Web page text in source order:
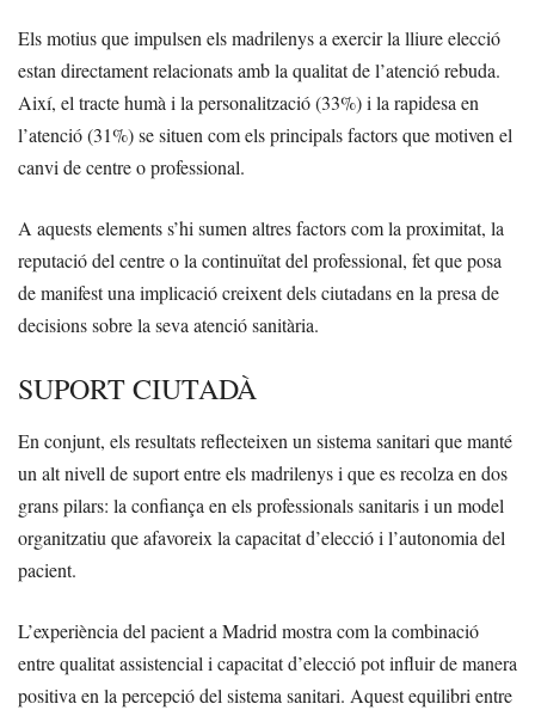
Els motius que impulsen els madrilenys a exercir la lliure elecció
estan directament relacionats amb la qualitat de l’atenció rebuda.
Així, el tracte humà i la personalització (33%) i la rapidesa en
l’atenció (31%) se situen com els principals factors que motiven el
canvi de centre o professional.
A aquests elements s’hi sumen altres factors com la proximitat, la
reputació del centre o la continuïtat del professional, fet que posa
de manifest una implicació creixent dels ciutadans en la presa de
decisions sobre la seva atenció sanitària.
SUPORT CIUTADÀ
En conjunt, els resultats reflecteixen un sistema sanitari que manté
un alt nivell de suport entre els madrilenys i que es recolza en dos
grans pilars: la confiança en els professionals sanitaris i un model
organitzatiu que afavoreix la capacitat d’elecció i l’autonomia del
pacient.
L’experiència del pacient a Madrid mostra com la combinació
entre qualitat assistencial i capacitat d’elecció pot influir de manera
positiva en la percepció del sistema sanitari. Aquest equilibri entre